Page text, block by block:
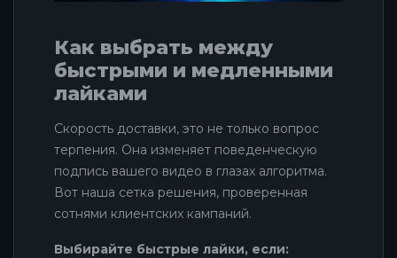
Как выбрать между
быстрыми и медленными
лайками
Скорость доставки, это не только вопрос
терпения. Она изменяет поведенческую
подпись вашего видео в глазах алгоритма.
Вот наша сетка решения, проверенная
сотнями клиентских кампаний.
Выбирайте быстрые лайки, если: